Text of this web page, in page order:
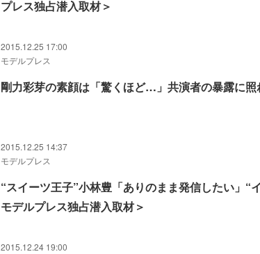
プレス独占潜入取材＞
2015.12.25 17:00
モデルプレス
剛力彩芽の素顔は「驚くほど…」共演者の暴露に照
2015.12.25 14:37
モデルプレス
“スイーツ王子”小林豊「ありのまま発信したい」“
モデルプレス独占潜入取材＞
2015.12.24 19:00